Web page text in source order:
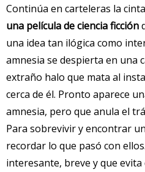
Continúa en carteleras la
una película de ciencia ficción
una idea tan ilógica como
amnesia se despierta en una
extraño halo que mata al
cerca de él. Pronto aparece
amnesia, pero que anula el
Para sobrevivir y encontrar
recordar lo que pasó con
interesante, breve y que